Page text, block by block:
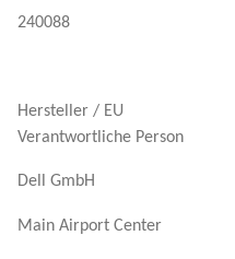
240088
Hersteller / EU
Verantwortliche Person
Dell GmbH
Main Airport Center